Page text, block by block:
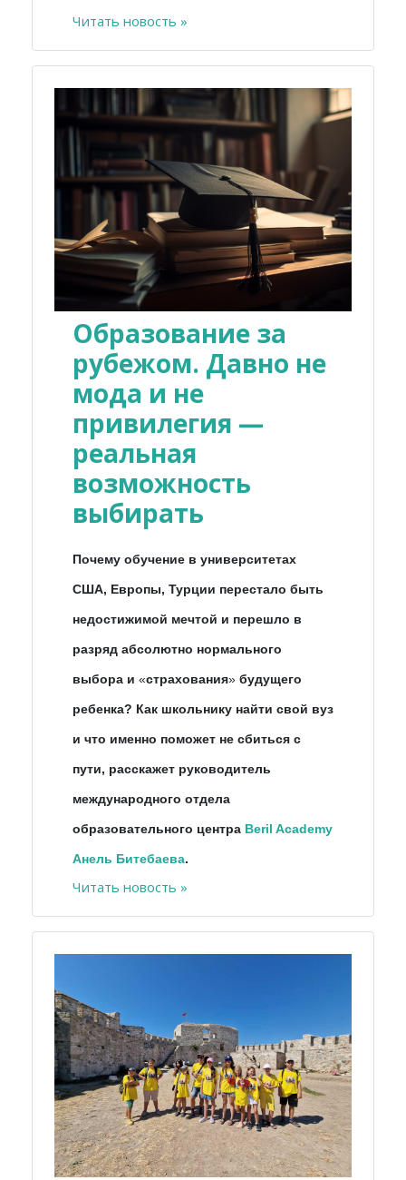
Читать новость »
Образование за
рубежом. Давно не
мода и не
привилегия —
реальная
возможность
выбирать
Почему обучение в университетах
США, Европы, Турции перестало быть
недостижимой мечтой и перешло в
разряд абсолютно нормального
выбора и «страхования» будущего
ребенка? Как школьнику найти свой вуз
и что именно поможет не сбиться с
пути, расскажет руководитель
международного отдела
образовательного центра Beril Academy
Анель Битебаева.
Читать новость »